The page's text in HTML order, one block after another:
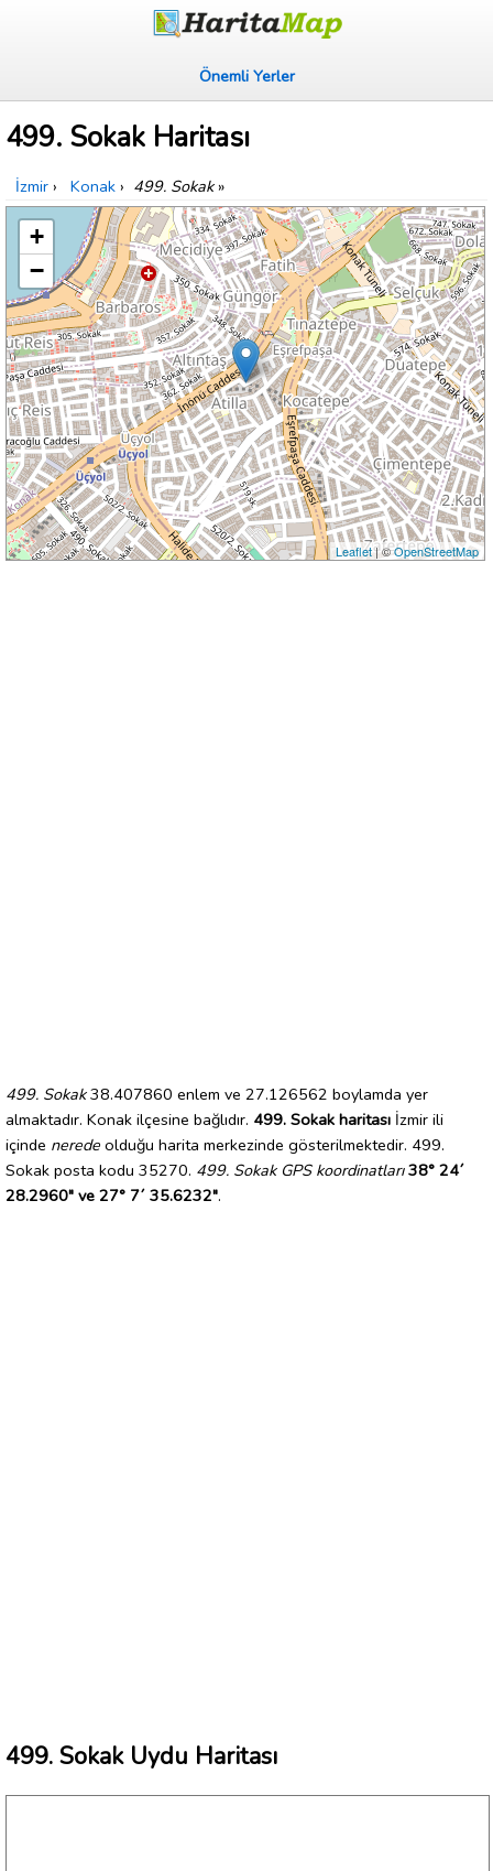
Önemli Yerler
499. Sokak Haritası
İzmir › Konak › 499. Sokak»
+
−
Leaflet| ©OpenStreetMap
499. Sokak38.407860 enlem ve 27.126562 boylamda yer
almaktadır. Konak ilçesine bağlıdır. 499. Sokak haritası İzmir ili
içinde nerede olduğu harita merkezinde gösterilmektedir. 499.
Sokak posta kodu 35270. 499. Sokak GPS koordinatları 38° 24´
28.2960" ve 27° 7´ 35.6232".
499. Sokak Uydu Haritası